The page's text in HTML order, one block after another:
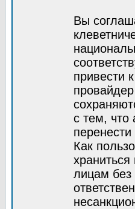
Вы
привести
с тем, что
Как
лицам